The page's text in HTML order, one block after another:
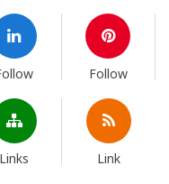
Follow
Links Link